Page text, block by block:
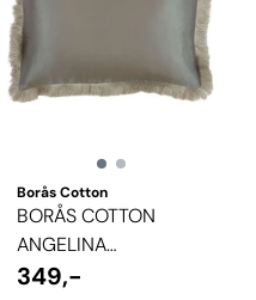
Borås Cotton
BORÅS COTTON
ANGELINA
PYNTEPUTETREKK
349,-